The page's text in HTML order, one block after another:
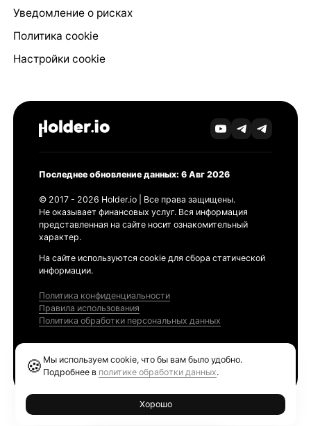
Уведомление о рисках
Политика cookie
Настройки cookie
Последнее обновление данных: 6 Авг 2026
© 2017 - 2026 Holder.io | Все права защищены.
Не оказывает финансовых услуг. Вся информация
представленная на сайте носит ознакомительный
характер.
На сайте используются cookie для сбора статической
информации.
Политика конфиденциальности
Правила использования
Политика обработки персональных данных
🍪 Мы используем cookie, что бы вам было удобно.
Подробнее в политике обработки данных.
Хорошо
Ethereum GAS Tracker